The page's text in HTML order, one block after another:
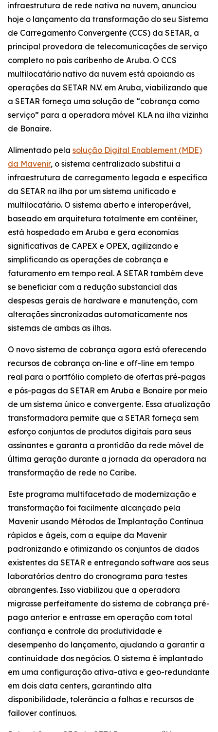
infraestrutura de rede nativa na nuvem, anunciou
hoje o lançamento da transformação do seu Sistema
de Carregamento Convergente (CCS) da SETAR, a
principal provedora de telecomunicações de serviço
completo no país caribenho de Aruba. O CCS
multilocatário nativo da nuvem está apoiando as
operações da SETAR N.V. em Aruba, viabilizando que
a SETAR forneça uma solução de “cobrança como
serviço” para a operadora móvel KLA na ilha vizinha
de Bonaire.
Alimentado pela solução Digital Enablement (MDE)
da Mavenir, o sistema centralizado substitui a
infraestrutura de carregamento legada e específica
da SETAR na ilha por um sistema unificado e
multilocatário. O sistema aberto e interoperável,
baseado em arquitetura totalmente em contêiner,
está hospedado em Aruba e gera economias
significativas de CAPEX e OPEX, agilizando e
simplificando as operações de cobrança e
faturamento em tempo real. A SETAR também deve
se beneficiar com a redução substancial das
despesas gerais de hardware e manutenção, com
alterações sincronizadas automaticamente nos
sistemas de ambas as ilhas.
O novo sistema de cobrança agora está oferecendo
recursos de cobrança on-line e off-line em tempo
real para o portfólio completo de ofertas pré-pagas
e pós-pagas da SETAR em Aruba e Bonaire por meio
de um sistema único e convergente. Essa atualização
transformadora permite que a SETAR forneça sem
esforço conjuntos de produtos digitais para seus
assinantes e garanta a prontidão da rede móvel de
última geração durante a jornada da operadora na
transformação de rede no Caribe.
Este programa multifacetado de modernização e
transformação foi facilmente alcançado pela
Mavenir usando Métodos de Implantação Contínua
rápidos e ágeis, com a equipe da Mavenir
padronizando e otimizando os conjuntos de dados
existentes da SETAR e entregando software aos seus
laboratórios dentro do cronograma para testes
abrangentes. Isso viabilizou que a operadora
migrasse perfeitamente do sistema de cobrança pré-
pago anterior e entrasse em operação com total
confiança e controle da produtividade e
desempenho do lançamento, ajudando a garantir a
continuidade dos negócios. O sistema é implantado
em uma configuração ativa-ativa e geo-redundante
em dois data centers, garantindo alta
disponibilidade, tolerância a falhas e recursos de
failover contínuos.